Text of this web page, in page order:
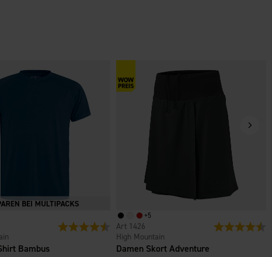
Bambus
Bewertung: 4.4 von 5 Sternen
+5
Damen Skort Adventure
High Mountain
1426 Bewertung: